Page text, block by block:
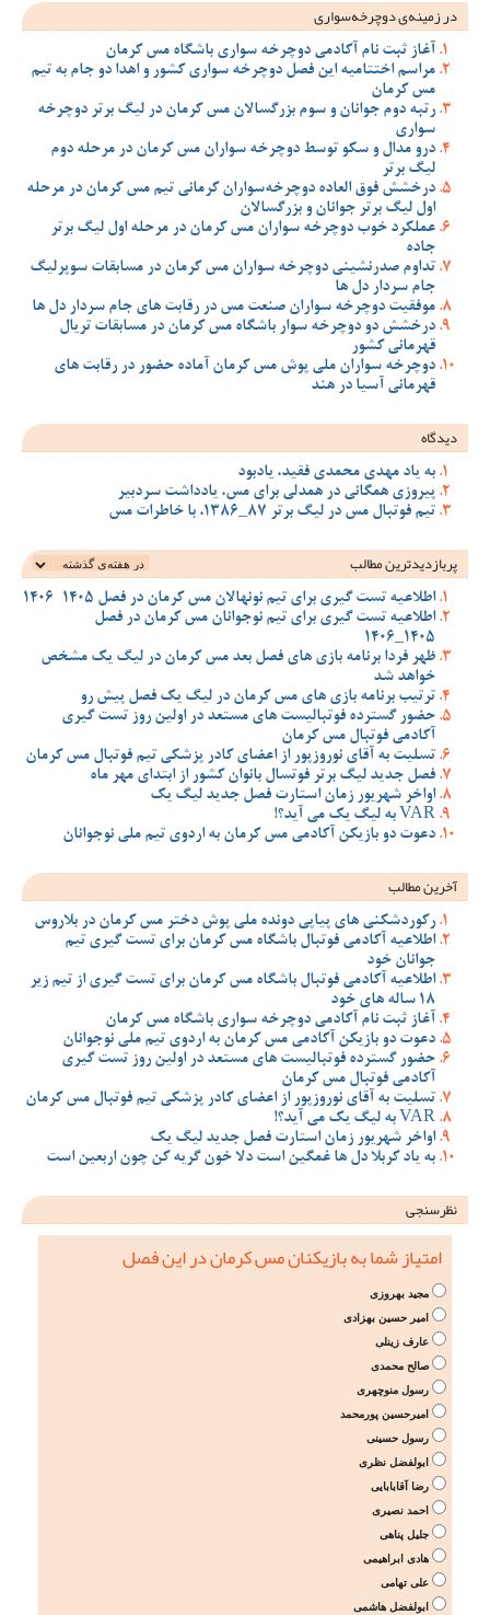
در زمینه‌ی دوچرخه‌سواری
آغاز ثبت نام آکادمی دوچرخه سواری باشگاه مس کرمان
مراسم اختتامیه این فصل دوچرخه سواری کشور و اهدا دو جام به تیم
مس کرمان
رتبه دوم جوانان و سوم بزرگسالان مس کرمان در لیگ برتر دوچرخه
سواری
درو مدال و سکو توسط دوچرخه سواران مس کرمان در مرحله دوم
لیگ برتر
درخشش فوق العاده دوچرخه‌سواران کرمانی تیم مس کرمان در مرحله
اول لیگ برتر جوانان و بزرگسالان
عملکرد خوب دوچرخه سواران مس کرمان در مرحله اول لیگ برتر
جاده
تداوم صدرنشینی دوچرخه سواران مس کرمان در مسابقات سوپرلیگ
جام سردار دل ها
موفقیت دوچرخه سواران صنعت مس در رقابت های جام سردار دل ها
درخشش دو دوچرخه سوار باشگاه مس کرمان در مسابقات تریال
قهرمانی کشور
دوچرخه سواران ملی پوش مس کرمان آماده حضور در رقابت های
قهرمانی آسیا در هند
دیدگاه
به یاد مهدی محمدی فقید، یادبود
پیروزی همگانی در همدلی برای مس، یادداشت سردبیر
تیم فوتبال مس در لیگ برتر 87_1386، با خاطرات مس
پربازدیدترین‌ مطالب
اطلاعیه تست گیری برای تیم نونهالان مس کرمان در فصل 1405-1406
اطلاعیه تست گیری برای تیم نوجوانان مس کرمان در فصل
1405_1406
ظهر فردا برنامه بازی های فصل بعد مس کرمان در لیگ یک مشخص
خواهد شد
ترتیب برنامه بازی های مس کرمان در لیگ یک فصل پیش رو
حضور گسترده فوتبالیست های مستعد در اولین روز تست گیری
آکادمی فوتبال مس کرمان
تسلیت به آقای نوروزپور از اعضای کادر پزشکی تیم فوتبال مس کرمان
فصل جدید لیگ برتر فوتسال بانوان کشور از ابتدای مهر ماه
اواخر شهریور زمان استارت فصل جدید لیگ یک
VAR به لیگ یک می آید؟!
دعوت دو بازیکن آکادمی مس کرمان به اردوی تیم ملی نوجوانان
آخرین مطالب
رکوردشکنی های پیاپی دونده ملی پوش دختر مس کرمان در بلاروس
اطلاعیه آکادمی فوتبال باشگاه مس کرمان برای تست گیری تیم
جوانان خود
اطلاعیه آکادمی فوتبال باشگاه مس کرمان برای تست گیری از تیم زیر
18 ساله های خود
آغاز ثبت نام آکادمی دوچرخه سواری باشگاه مس کرمان
دعوت دو بازیکن آکادمی مس کرمان به اردوی تیم ملی نوجوانان
حضور گسترده فوتبالیست های مستعد در اولین روز تست گیری
آکادمی فوتبال مس کرمان
تسلیت به آقای نوروزپور از اعضای کادر پزشکی تیم فوتبال مس کرمان
VAR به لیگ یک می آید؟!
اواخر شهریور زمان استارت فصل جدید لیگ یک
به یاد کربلا دل ها غمگین است دلا خون گریه کن چون اربعین است
نظرسنجی
امتیاز شما به بازیکنان مس کرمان در این فصل
مجید بهروزی
امیر حسین بهزادی
عارف زینلی
صالح محمدی
رسول منوچهری
امیرحسین پورمحمد
رسول حسینی
ابولفضل نظری
رضا آقابابایی
احمد نصیری
جلیل پناهی
هادی ابراهیمی
علی تهامی
ابولفضل هاشمی